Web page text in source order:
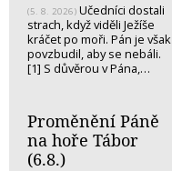
(5. 8. 2026) Učedníci dostali
strach, když viděli Ježíše
kráčet po moři. Pán je však
povzbudil, aby se nebáli.
[1] S důvěrou v Pána,…
Proměnění Páně
na hoře Tábor
(6.8.)